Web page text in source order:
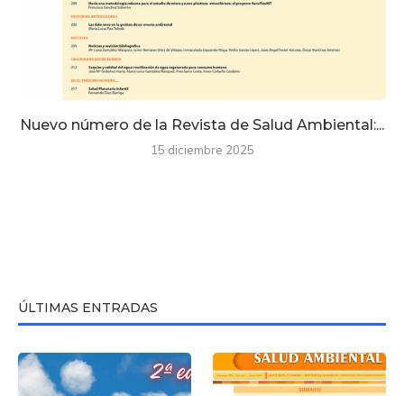
Nuevo número de la Revista de Salud Ambiental:...
15 diciembre 2025
ÚLTIMAS ENTRADAS